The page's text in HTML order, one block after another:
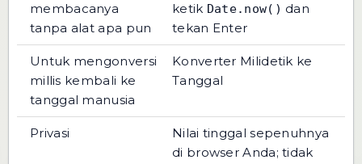
membacanya
tanpa alat apa pun
ketik Date.now() dan
tekan Enter
Untuk mengonversi
millis kembali ke
tanggal manusia
Konverter Milidetik ke
Tanggal
Privasi
Nilai tinggal sepenuhnya
di browser Anda; tidak